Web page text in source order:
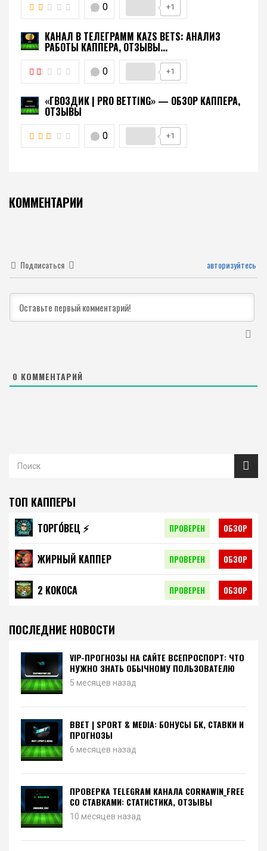
0 +1
КАНАЛ В ТЕЛЕГРАММ KAZS BETS: АНАЛИЗ
РАБОТЫ КАППЕРА, ОТЗЫВЫ...
0 +1
«ГВОЗДИК | PRO BETTING» — ОБЗОР КАППЕРА,
ОТЗЫВЫ
0 +1
КОММЕНТАРИИ
Подписаться авторизуйтесь
0 КОММЕНТАРИЙ
ТОП КАППЕРЫ
ТОРГО́ВЕЦ ⚡️ ПРОВЕРЕН ОБЗОР
ЖИРНЫЙ КАППЕР ПРОВЕРЕН ОБЗОР
2 КОКОСА ПРОВЕРЕН ОБЗОР
ПОСЛЕДНИЕ НОВОСТИ
VIP-ПРОГНОЗЫ НА САЙТЕ ВСЕПРОСПОРТ: ЧТО
НУЖНО ЗНАТЬ ОБЫЧНОМУ ПОЛЬЗОВАТЕЛЮ
5 месяцев назад
BBET | SPORT & MEDIA: БОНУСЫ БК, СТАВКИ И
ПРОГНОЗЫ
6 месяцев назад
ПРОВЕРКА TELEGRAM КАНАЛА CORNAWIN_FREE
СО СТАВКАМИ: СТАТИСТИКА, ОТЗЫВЫ
10 месяцев назад